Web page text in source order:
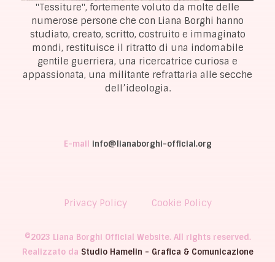
"Tessiture", fortemente voluto da molte delle
numerose persone che con Liana Borghi hanno
studiato, creato, scritto, costruito e immaginato
mondi, restituisce il ritratto di una indomabile
gentile guerriera, una ricercatrice curiosa e
appassionata, una militante refrattaria alle secche
dell’ideologia.
E-mail info@lianaborghi-official.org
Privacy Policy Cookie Policy
©2023 Liana Borghi Official Website. All rights reserved.
Realizzato da Studio Hamelin - Grafica & Comunicazione